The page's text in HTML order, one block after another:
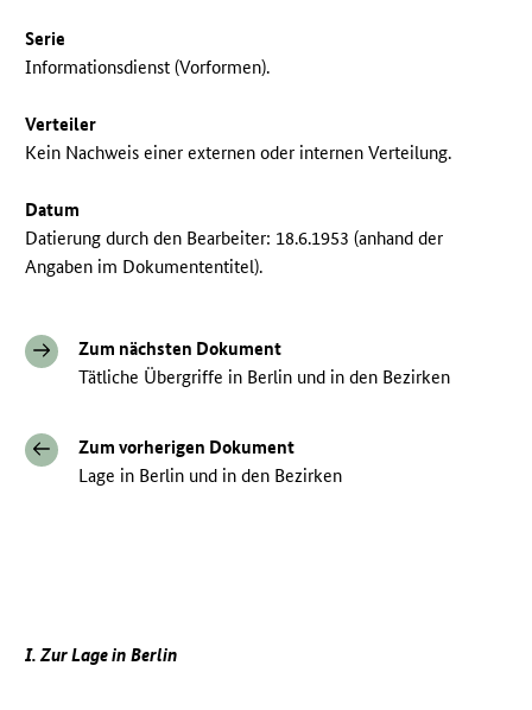
Serie
Informationsdienst (Vorformen).
Verteiler
Kein Nachweis einer externen oder internen Verteilung.
Datum
Datierung durch den Bearbeiter: 18.6.1953 (anhand der
Angaben im Dokumententitel).
Zum nächsten Dokument
Tätliche Übergriffe in Berlin und in den Bezirken
Zum vorherigen Dokument
Lage in Berlin und in den Bezirken
I. Zur Lage in Berlin